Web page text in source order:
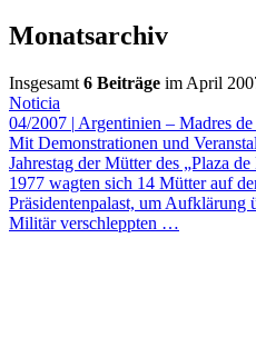
Monatsarchiv
Insgesamt 6 Beiträge im April
Noticia
04/2007 | Argentinien – Madres
Mit Demonstrationen und
Jahrestag der Mütter des „Plaza
1977 wagten sich 14 Mütter auf
Präsidentenpalast, um Aufklärung
Militär verschleppten …